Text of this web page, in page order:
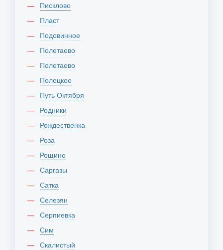
Писклово
Пласт
Подовинное
Полетаево
Полетаево
Полоцкое
Путь Октября
Родники
Рождественка
Роза
Рощино
Саргазы
Сатка
Селезян
Серпиевка
Сим
Скалистый